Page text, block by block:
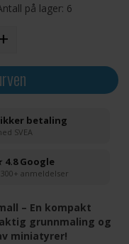
på lager: 6
+
betaling
SVEA
4.8 Google
anmeldelser
– En kompakt
grunnmaling og
miniatyrer!